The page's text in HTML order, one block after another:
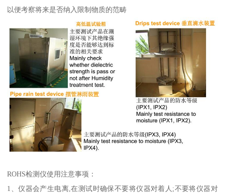
以便考察将来是否纳入限制物质的范畴
ROHS检测仪使用注意事项：
1、仪器会产生电离,在测试时确保不要将仪器对着人;不要将仪器对